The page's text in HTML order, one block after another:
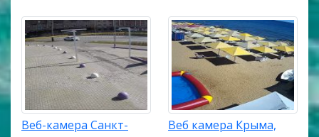
Веб-камера Санкт-
Веб камера Крыма,